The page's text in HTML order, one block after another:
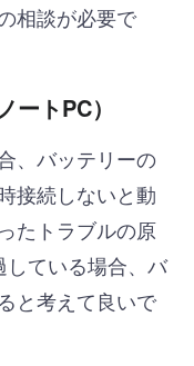
相談が必要で
トPC）
、バッテリーの
接続しないと動
たトラブルの原
ている場合、バ
と考えて良いで